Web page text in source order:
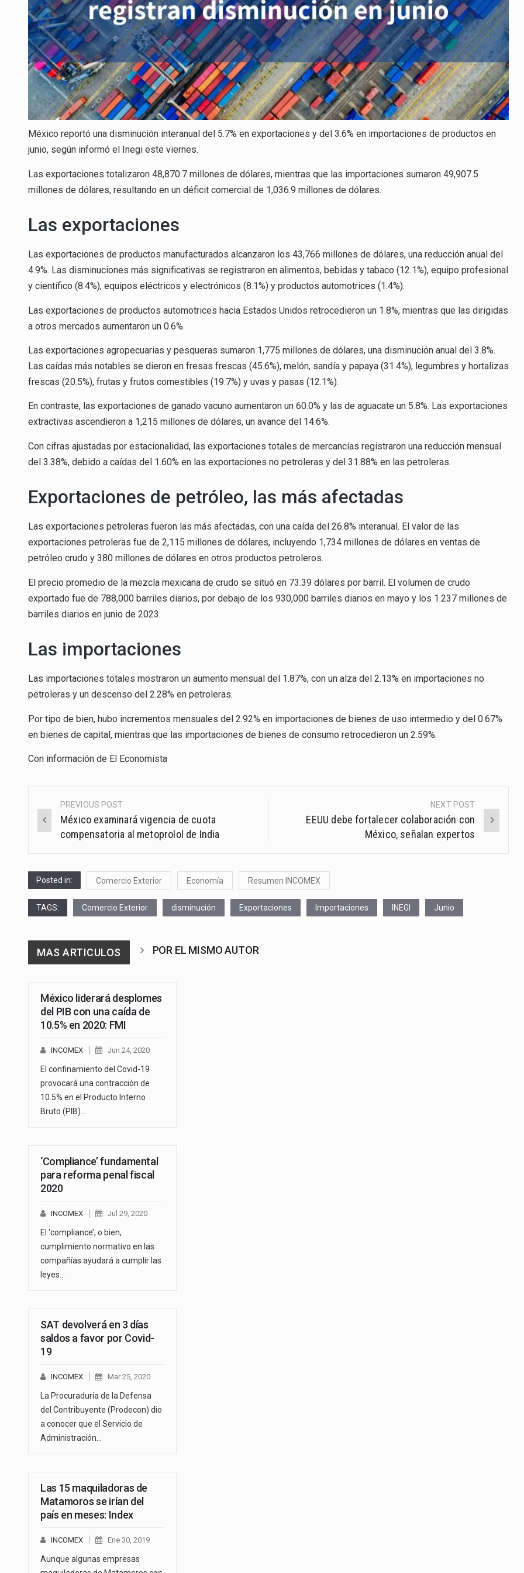
México reportó una disminución interanual del 5.7% en exportaciones y del 3.6% en importaciones de productos en
junio, según informó el Inegi este viernes.
Las exportaciones totalizaron 48,870.7 millones de dólares, mientras que las importaciones sumaron 49,907.5
millones de dólares, resultando en un déficit comercial de 1,036.9 millones de dólares.
Las exportaciones
Las exportaciones de productos manufacturados alcanzaron los 43,766 millones de dólares, una reducción anual del
4.9%. Las disminuciones más significativas se registraron en alimentos, bebidas y tabaco (12.1%), equipo profesional
y científico (8.4%), equipos eléctricos y electrónicos (8.1%) y productos automotrices (1.4%).
Las exportaciones de productos automotrices hacia Estados Unidos retrocedieron un 1.8%, mientras que las dirigidas
a otros mercados aumentaron un 0.6%.
Las exportaciones agropecuarias y pesqueras sumaron 1,775 millones de dólares, una disminución anual del 3.8%.
Las caídas más notables se dieron en fresas frescas (45.6%), melón, sandía y papaya (31.4%), legumbres y hortalizas
frescas (20.5%), frutas y frutos comestibles (19.7%) y uvas y pasas (12.1%).
En contraste, las exportaciones de ganado vacuno aumentaron un 60.0% y las de aguacate un 5.8%. Las exportaciones
extractivas ascendieron a 1,215 millones de dólares, un avance del 14.6%.
Con cifras ajustadas por estacionalidad, las exportaciones totales de mercancías registraron una reducción mensual
del 3.38%, debido a caídas del 1.60% en las exportaciones no petroleras y del 31.88% en las petroleras.
Exportaciones de petróleo, las más afectadas
Las exportaciones petroleras fueron las más afectadas, con una caída del 26.8% interanual. El valor de las
exportaciones petroleras fue de 2,115 millones de dólares, incluyendo 1,734 millones de dólares en ventas de
petróleo crudo y 380 millones de dólares en otros productos petroleros.
El precio promedio de la mezcla mexicana de crudo se situó en 73.39 dólares por barril. El volumen de crudo
exportado fue de 788,000 barriles diarios, por debajo de los 930,000 barriles diarios en mayo y los 1.237 millones de
barriles diarios en junio de 2023.
Las importaciones
Las importaciones totales mostraron un aumento mensual del 1.87%, con un alza del 2.13% en importaciones no
petroleras y un descenso del 2.28% en petroleras.
Por tipo de bien, hubo incrementos mensuales del 2.92% en importaciones de bienes de uso intermedio y del 0.67%
en bienes de capital, mientras que las importaciones de bienes de consumo retrocedieron un 2.59%.
Con información de El Economista
Post
navigation
PREVIOUS POST
México examinará vigencia de cuota
compensatoria al metoprolol de India
NEXT POST
EEUU debe fortalecer colaboración con
México, señalan expertos
Posted in: Comercio Exterior Economía Resumen INCOMEX
TAGS: Comercio Exterior disminución Exportaciones Importaciones INEGI Junio
MAS ARTICULOS POR EL MISMO AUTOR
México liderará desplomes
del PIB con una caída de
10.5% en 2020: FMI
INCOMEX Jun 24, 2020
El confinamiento del Covid-19
provocará una contracción de
10.5% en el Producto Interno
Bruto (PIB)…
‘Compliance’ fundamental
para reforma penal fiscal
2020
INCOMEX Jul 29, 2020
El ‘compliance’, o bien,
cumplimiento normativo en las
compañías ayudará a cumplir las
leyes…
SAT devolverá en 3 días
saldos a favor por Covid-
19
INCOMEX Mar 25, 2020
La Procuraduría de la Defensa
del Contribuyente (Prodecon) dio
a conocer que el Servicio de
Administración…
Las 15 maquiladoras de
Matamoros se irían del
país en meses: Index
INCOMEX Ene 30, 2019
Aunque algunas empresas